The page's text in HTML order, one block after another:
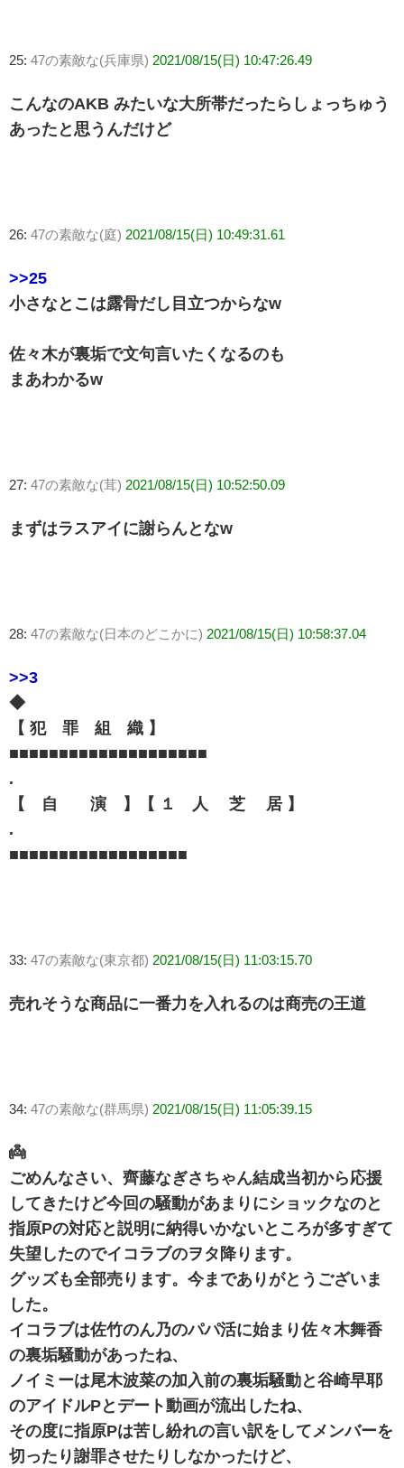
25: 47の素敵な(兵庫県) 2021/08/15(日) 10:47:26.49
こんなのAKB みたいな大所帯だったらしょっちゅう
あったと思うんだけど
26: 47の素敵な(庭) 2021/08/15(日) 10:49:31.61
>>25
小さなとこは露骨だし目立つからなw
佐々木が裏垢で文句言いたくなるのも
まあわかるw
27: 47の素敵な(茸) 2021/08/15(日) 10:52:50.09
まずはラスアイに謝らんとなw
28: 47の素敵な(日本のどこかに) 2021/08/15(日) 10:58:37.04
>>3
◆
【 犯 罪 組 織 】
■■■■■■■■■■■■■■■■■■■■
.
【 自 演 】【 １ 人 芝 居 】
.
■■■■■■■■■■■■■■■■■■
33: 47の素敵な(東京都) 2021/08/15(日) 11:03:15.70
売れそうな商品に一番力を入れるのは商売の王道
34: 47の素敵な(群馬県) 2021/08/15(日) 11:05:39.15
👼
ごめんなさい、齊藤なぎさちゃん結成当初から応援
してきたけど今回の騒動があまりにショックなのと
指原Pの対応と説明に納得いかないところが多すぎて
失望したのでイコラブのヲタ降ります。
グッズも全部売ります。今までありがとうございま
した。
イコラブは佐竹のん乃のパパ活に始まり佐々木舞香
の裏垢騒動があったね、
ノイミーは尾木波菜の加入前の裏垢騒動と谷崎早耶
のアイドルPとデート動画が流出したね、
その度に指原Pは苦し紛れの言い訳をしてメンバーを
切ったり謝罪させたりしなかったけど、